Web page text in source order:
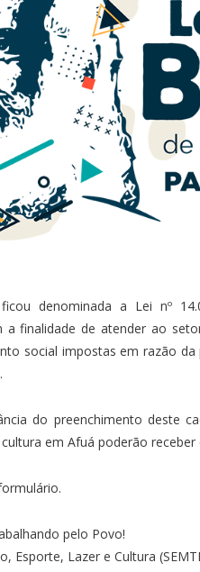
denominada a Lei nº
a finalidade de atender ao
social impostas em razão
do preenchimento deste
em Afuá poderão receber
pelo Povo!
Esporte, Lazer e Cultura